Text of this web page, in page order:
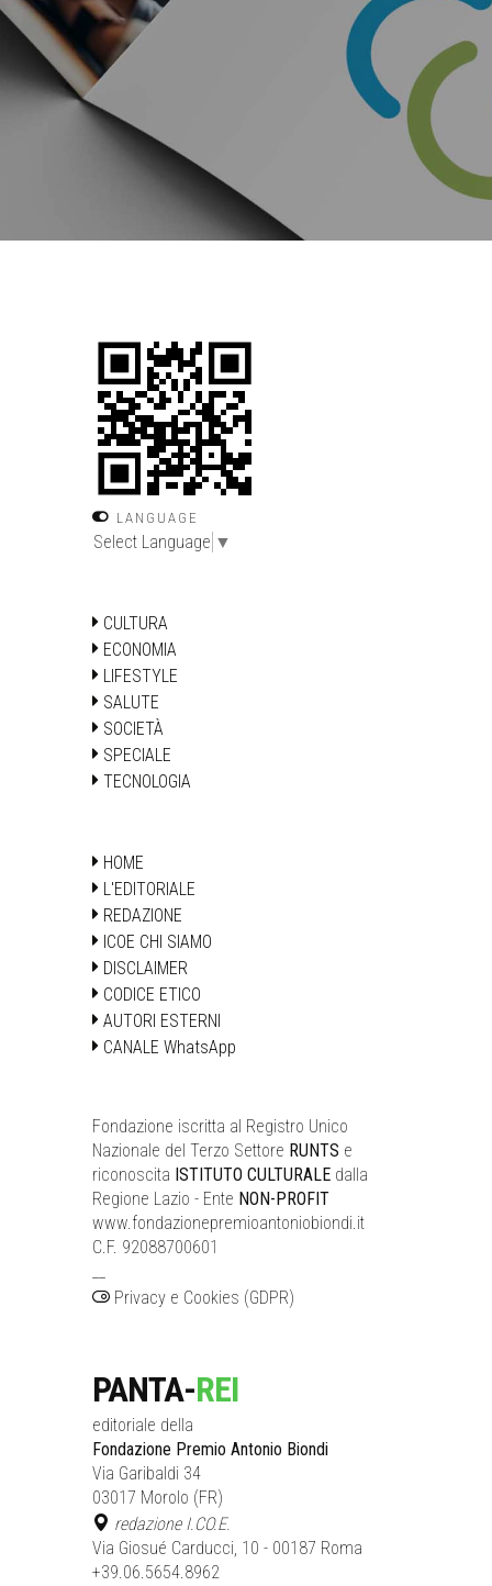
LANGUAGE
Select Language ▼
CULTURA
ECONOMIA
LIFESTYLE
SALUTE
SOCIETÀ
SPECIALE
TECNOLOGIA
HOME
L'EDITORIALE
REDAZIONE
ICOE CHI SIAMO
DISCLAIMER
CODICE ETICO
AUTORI ESTERNI
CANALE WhatsApp
Fondazione iscritta al Registro Unico
Nazionale del Terzo Settore RUNTS e
riconoscita ISTITUTO CULTURALE dalla
Regione Lazio - Ente NON-PROFIT
www.fondazionepremioantoniobiondi.it
C.F. 92088700601
Privacy e Cookies (GDPR)
PANTA-REI
editoriale della
Fondazione Premio Antonio Biondi
Via Garibaldi 34
03017 Morolo (FR)
redazione I.CO.E.
Via Giosué Carducci, 10 - 00187 Roma
+39.06.5654.8962